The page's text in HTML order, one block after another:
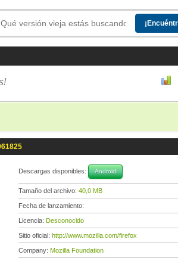
Descargas disponibles: Android
Tamaño del archivo: 40,0 MB
Fecha de lanzamiento:
Licencia: Desconocido
Sitio oficial: http://www.mozilla.com/firefox
Company: Mozilla Foundation